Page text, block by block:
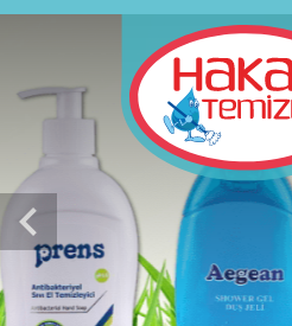
chevron_left